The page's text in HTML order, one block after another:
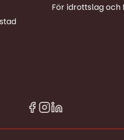
För idrottslag och